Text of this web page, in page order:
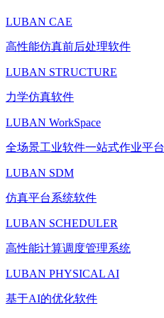
LUBAN CAE
高性能仿真前后处理软件
LUBAN STRUCTURE
力学仿真软件
LUBAN WorkSpace
全场景工业软件一站式作业平台
LUBAN SDM
仿真平台系统软件
LUBAN SCHEDULER
高性能计算调度管理系统
LUBAN PHYSICAL AI
基于AI的优化软件